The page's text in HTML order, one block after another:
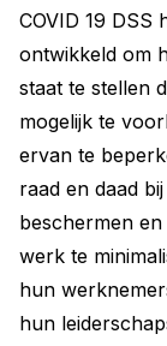
COVID 19 DSS
ontwikkeld om
staat te stellen
mogelijk te
ervan te
raad en daad
beschermen
werk te
hun
hun